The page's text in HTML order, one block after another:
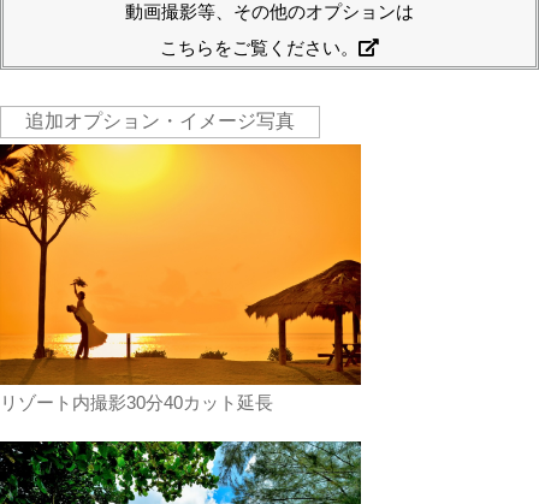
動画撮影等、その他のオプションは
こちらをご覧ください。
追加オプション・イメージ写真
リゾート内撮影30分40カット延長